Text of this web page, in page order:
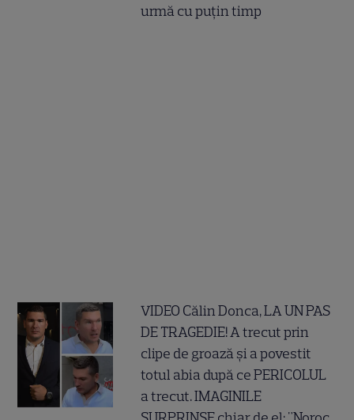
urmă cu puțin timp
VIDEO Călin Donca, LA UN PAS
DE TRAGEDIE! A trecut prin
clipe de groază și a povestit
totul abia după ce PERICOLUL
a trecut. IMAGINILE